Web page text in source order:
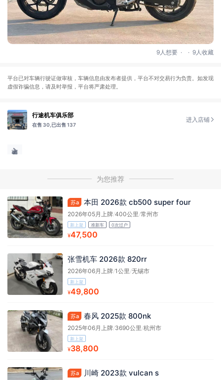
9人想要 . . 9人收藏
平台已对车辆行驶证做审核，车辆信息由发布者提供，平台不对交易行为负责。如发现
虚假诈骗信息，请及时举报，平台将严肃处理。
行途机车俱乐部
在售 30, 已出售 137
进入店铺
为您推荐
苏a 本田 2026款 cb500 super four
2026年05月上牌/400公里 /常州市
新上架 准新车 0次过户
¥47,500
张雪机车 2026款 820rr
2026年06月上牌/1公里 /无锡市
新上架
¥49,800
苏a 春风 2025款 800nk
2025年06月上牌/3690公里 /杭州市
新上架
¥38,800
苏a 川崎 2023款 vulcan s